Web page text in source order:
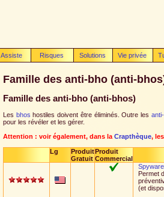
Assiste Risques Solutions Vie privée
Famille des anti-bho (anti-
Famille des anti-bho (anti-bhos)
Les bhos hostiles doivent être éliminés. Outre les
pour les révéler et les gérer.
Attention : voir également, dans la Crapthèque,
Lg
Produit
Gratuit
Produit
Commercial
Permet
(et